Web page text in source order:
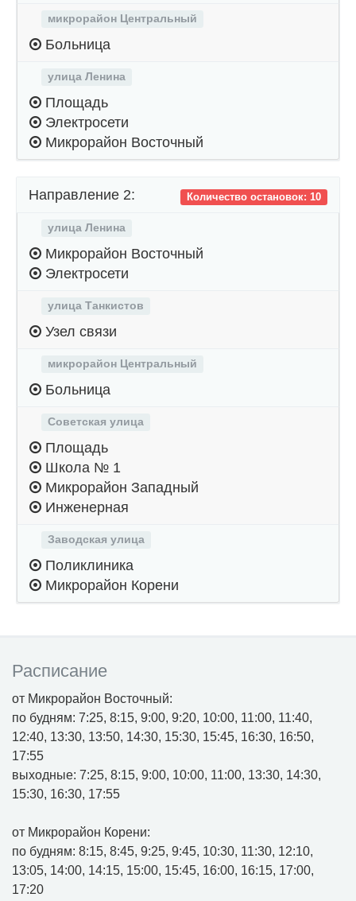
микрорайон Центральный
Больница
улица Ленина
Площадь
Электросети
Микрорайон Восточный
Количество остановок: 10
Направление 2:
улица Ленина
Микрорайон Восточный
Электросети
улица Танкистов
Узел связи
микрорайон Центральный
Больница
Советская улица
Площадь
Школа № 1
Микрорайон Западный
Инженерная
Заводская улица
Поликлиника
Микрорайон Корени
Расписание
от Микрорайон Восточный:
по будням: 7:25, 8:15, 9:00, 9:20, 10:00, 11:00, 11:40,
12:40, 13:30, 13:50, 14:30, 15:30, 15:45, 16:30, 16:50,
17:55
выходные: 7:25, 8:15, 9:00, 10:00, 11:00, 13:30, 14:30,
15:30, 16:30, 17:55
от Микрорайон Корени:
по будням: 8:15, 8:45, 9:25, 9:45, 10:30, 11:30, 12:10,
13:05, 14:00, 14:15, 15:00, 15:45, 16:00, 16:15, 17:00,
17:20